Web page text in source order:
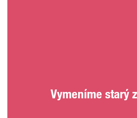
Vymeníme starý